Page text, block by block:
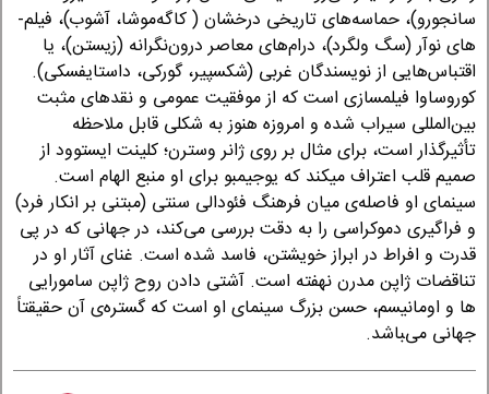
سانجورو)، حماسه­‌های تاریخی درخشان ( کاگه‌­موشا، آشوب)، فیلم‌­
های نوآر (سگ ولگرد)، درام­‌های معاصر درون­‌نگرانه (زیستن)، یا
اقتباس‌­هایی از نویسندگان غربی (شکسپیر، گورکی، داستایفسکی).
کوروساوا فیلمسازی است که از موفقیت عمومی و نقدهای مثبت
بین‌­المللی سیراب شده و امروزه هنوز به ­شکلی قابل­ ملاحظه
تأثیرگذار است، برای مثال بر روی ژانر وسترن؛ کلینت ایستوود از
صمیم قلب اعتراف می­کند که یوجیمبو برای او منبع الهام است.
سینمای او فاصله‌ی میان فرهنگ فئودالی سنتی (مبتنی بر انکار فرد)
و فراگیری دموکراسی را به ­دقت بررسی می‌­کند، در جهانی که در پی
قدرت و افراط در ابراز خویشتن، فاسد شده است. غنای آثار او در
تناقضات ژاپن مدرن نهفته است. آشتی دادن روح ژاپن سامورایی­‌
ها و اومانیسم، حسن بزرگ سینمای او است که گستره­‌ی آن حقیقتاً
جهانی می‌‍­باشد.